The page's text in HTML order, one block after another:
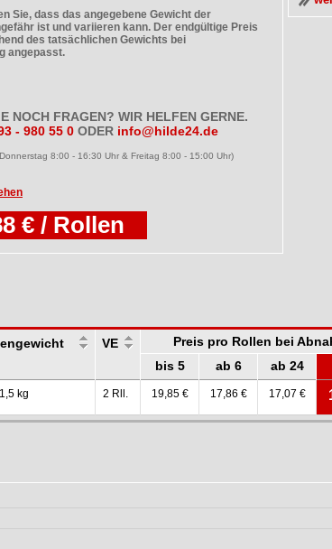
Sie, dass das angegebene Gewicht der
ist und variieren kann. Der endgültige Preis
des tatsächlichen Gewichts bei
angepasst.
NOCH FRAGEN? WIR HELFEN GERNE.
- 980 55 0 ODER info@hilde24.de
8:00 - 16:30 Uhr & Freitag 8:00 - 15:00 Uhr)
€ / Rollen
VE Preis pro Rollen bei
bis 5
ab 6 ab 24
kg 2 Rll. 19,85 € 17,86 € 17,07 €